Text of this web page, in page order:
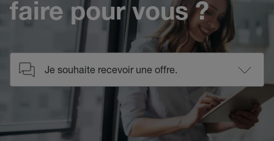
faire pour vous ?